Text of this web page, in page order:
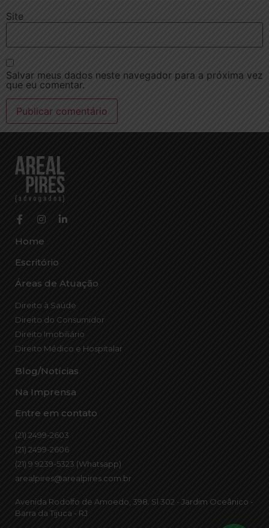
Site
Salvar meus dados neste navegador para a próxima vez
que eu comentar.
Home
Escritório
Áreas de Atuação
Direito à Saúde
Direito do Consumidor
Direito Imobiliário
Direito Médico e Hospitalar
Blog/Notícias
Na Imprensa
Entre em contato
(21) 2499-2603
(21) 2499-2606
(21) 9 9239-5323 (Whatsapp)
arealpires@arealpires.com.br
Avenida Rodolfo de Amoedo, 398. Sl 302 - Jardim Oceânico -
Barra da Tijuca - RJ